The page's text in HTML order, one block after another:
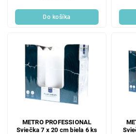
Do košíka
METRO PROFESSIONAL
Sviečka 7 x 20 cm biela 6 ks